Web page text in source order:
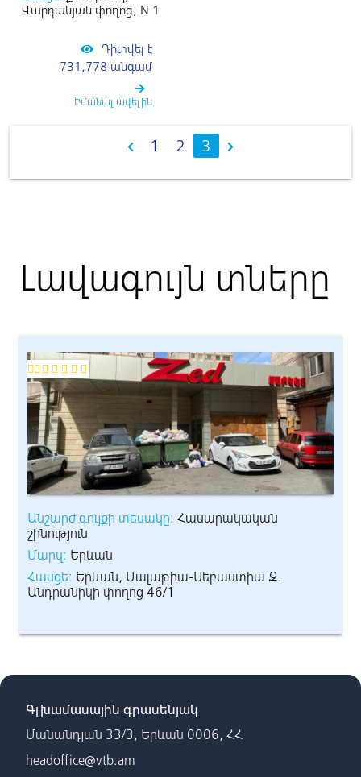
Վարդանյան փողոց, N 1
Դիտվել է
731,778 անգամ
Իմանալ ավելին
1 2 3
Լավագույն տները
Անշարժ գույքի տեսակը: Հասարակական
շինություն
Մարզ: Երևան
Հասցե: Երևան, Մալաթիա-Սեբաստիա Զ.
Անդրանիկի փողոց 46/1
Գլխամասային գրասենյակ
Մանանդյան 33/3, Երևան 0006, ՀՀ
headoffice@vtb.am